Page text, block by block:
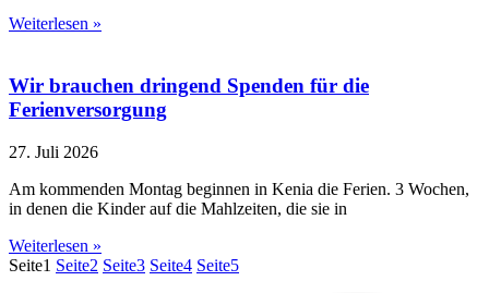
Weiterlesen »
Wir brauchen dringend Spenden für die
Ferienversorgung
27. Juli 2026
Am kommenden Montag beginnen in Kenia die Ferien. 3 Wochen,
in denen die Kinder auf die Mahlzeiten, die sie in
Weiterlesen »
Seite1 Seite2 Seite3 Seite4 Seite5